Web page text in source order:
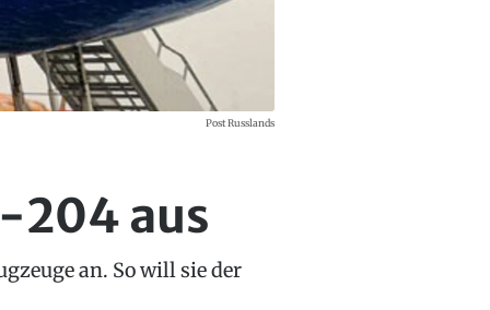
Post Russlands
204 aus
an. So will sie der